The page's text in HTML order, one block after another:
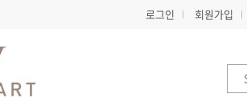
로그인 회원가입